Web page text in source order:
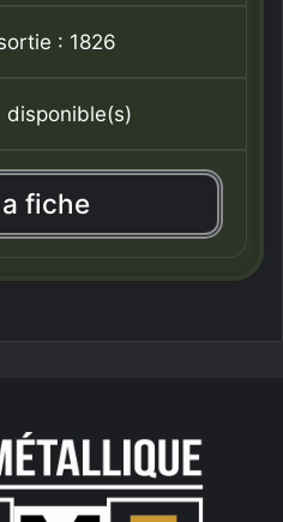
: 1826
disponible(s)
fiche